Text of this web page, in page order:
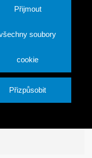
Přijmout
soubory
cookie
Přizpůsobit
s integrovanou